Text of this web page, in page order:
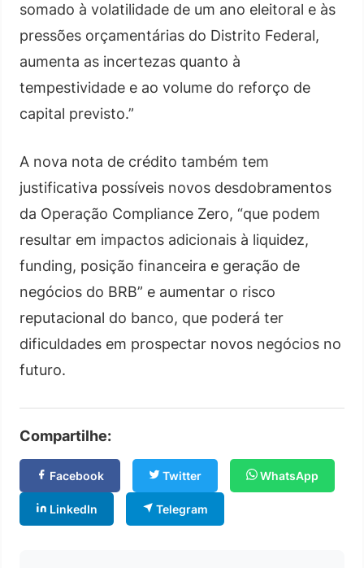
somado à volatilidade de um ano eleitoral e às
pressões orçamentárias do Distrito Federal,
aumenta as incertezas quanto à
tempestividade e ao volume do reforço de
capital previsto.”
A nova nota de crédito também tem
justificativa possíveis novos desdobramentos
da Operação Compliance Zero, “que podem
resultar em impactos adicionais à liquidez,
funding, posição financeira e geração de
negócios do BRB” e aumentar o risco
reputacional do banco, que poderá ter
dificuldades em prospectar novos negócios no
futuro.
Compartilhe:
Facebook Twitter WhatsApp
LinkedIn Telegram